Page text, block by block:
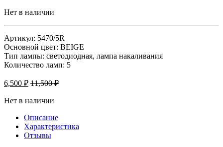
Нет в наличии
Артикул: 5470/5R
Основной цвет: BEIGE
Тип лампы: светодиодная, лампа накаливания
Количество ламп: 5
6,500 ₽ 11,500₽
Нет в наличии
Описание
Характеристика
Отзывы